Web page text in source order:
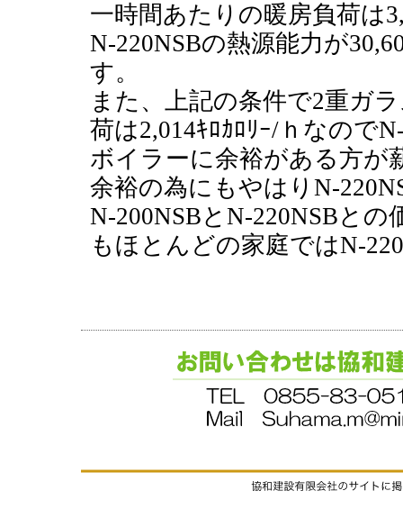
一時間あたりの暖房負荷は
N‐220NSBの熱源能力が
す。
また、上記の条件で2重ガ
荷は2,014ｷﾛｶﾛﾘｰ/ｈなので
ボイラーに余裕がある方が
余裕の為にもやはりN-
N-200NSBとN-220NSBと
もほとんどの家庭ではN-